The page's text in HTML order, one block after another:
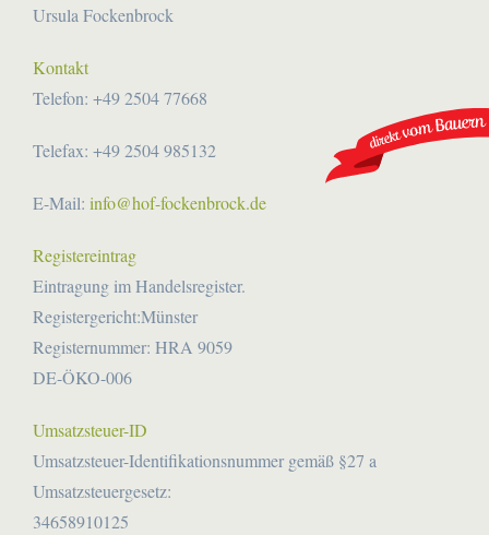
Ursula Fockenbrock
Kontakt
Telefon: +49 2504 77668
Telefax: +49 2504 985132
E-Mail: info@hof-fockenbrock.de
Registereintrag
Eintragung im Handelsregister.
Registergericht:Münster
Registernummer: HRA 9059
DE-ÖKO-006
Umsatzsteuer-ID
Umsatzsteuer-Identifikationsnummer gemäß §27 a
Umsatzsteuergesetz:
34658910125